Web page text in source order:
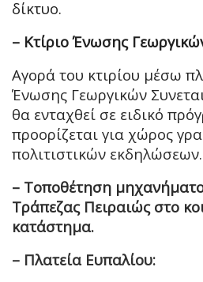
δίκτυο.
– Κτίριο Ένωσης
Αγορά του κτιρίου μέσω
Ένωσης Γεωργικών
θα ενταχθεί σε ειδικό
προορίζεται για χώρος
πολιτιστικών εκδηλώσεων.
– Τοποθέτηση
Τράπεζας Πειραιώς στο
κατάστημα.
– Πλατεία Ευπαλίου: